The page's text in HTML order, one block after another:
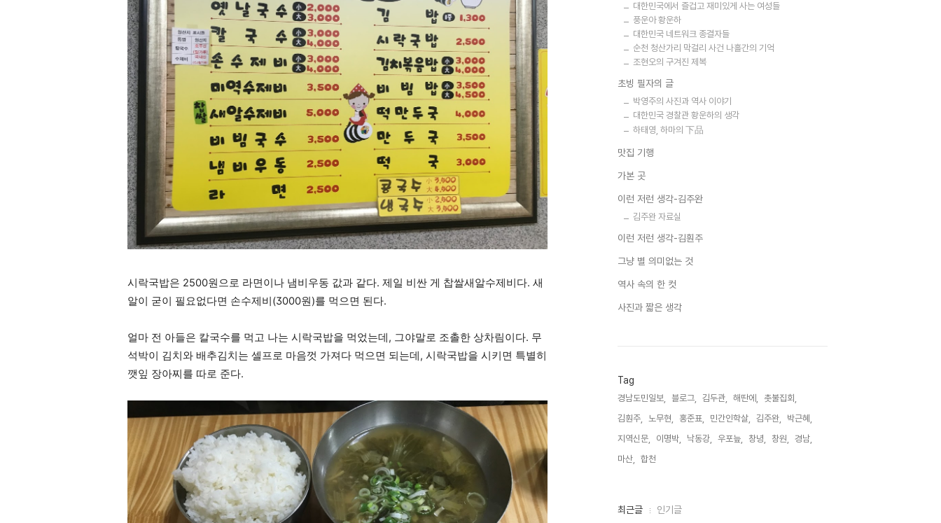
시락국밥은 2500원으로 라면이나 냄비우동 값과 같다. 제일 비싼 게 찹쌀새알수제비다. 새
알이 굳이 필요없다면 손수제비(3000원)를 먹으면 된다.
얼마 전 아들은 칼국수를 먹고 나는 시락국밥을 먹었는데, 그야말로 조촐한 상차림이다. 무
석박이 김치와 배추김치는 셀프로 마음껏 가져다 먹으면 되는데, 시락국밥을 시키면 특별히
깻잎 장아찌를 따로 준다.
대한민국에서 즐겁고 재미있게 사는 여성들
풍운아 황운하
대한민국 네트워크 종결자들
순천 청산가리 막걸리 사건 나흘간의 기억
조현오의 구겨진 제복
초빙 필자의 글
박영주의 사진과 역사 이야기
대한민국 경찰관 황운하의 생각
하태영, 하마의 下品
맛집 기행
가본 곳
이런 저런 생각-김주완
김주완 자료실
이런 저런 생각-김훤주
그냥 별 의미없는 것
역사 속의 한 컷
사진과 짧은 생각
Tag
경남도민일보, 블로그, 김두관, 해딴에,
촛불집회,
김훤주,
노무현, 홍준표, 민간인학살, 김주완,
박근혜,
지역신문,
이명박, 낙동강, 우포늪, 창녕, 창원,
경남,
마산,
합천,
최
최근글 인기글